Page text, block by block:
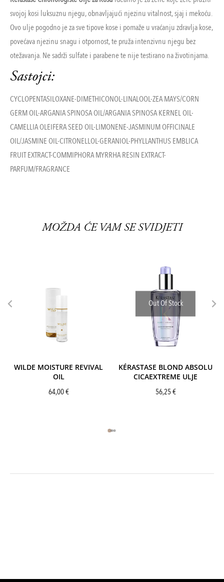
svojoj kosi luksuznu njegu, obnavljajući njezinu vitalnost, sjaj i mekoću.
Ovo ulje pogodno je za sve tipove kose i pomaže u vraćanju zdravlja kose,
povećava njezinu snagu i otpornost, te pruža intenzivnu njegu bez
otežavanja. Ne sadrži sulfate i parabene te nije testirano na životinjama.
Sastojci:
CYCLOPENTASILOXANE-DIMETHICONOL-LINALOOL-ZEA MAYS/CORN
GERM OIL-ARGANIA SPINOSA OIL/ARGANIA SPINOSA KERNEL OIL-
CAMELLIA OLEIFERA SEED OIL-LIMONENE-JASMINUM OFFICINALE
OIL/JASMINE OIL-CITRONELLOL-GERANIOL-PHYLLANTHUS EMBLICA
FRUIT EXTRACT-COMMIPHORA MYRRHA RESIN EXTRACT-
PARFUM/FRAGRANCE
MOŽDA ĆE VAM SE SVIDJETI
WILDE MOISTURE REVIVAL
OIL
64,00€
Out Of Stock
KÉRASTASE BLOND ABSOLU
CICAEXTREME ULJE
56,25 €